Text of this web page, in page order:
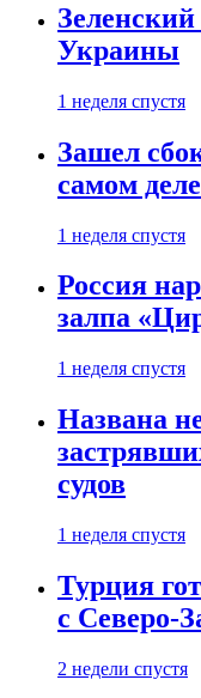
Украины
1 неделя спустя
Зашел
самом
1 неделя спустя
Россия
залпа
1 неделя спустя
Названа
судов
1 неделя спустя
Турция
с Северо-
2 недели спустя